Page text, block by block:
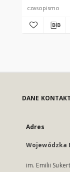
czasopismo
DANE
Adres
Wojewódzka
im. Emilii